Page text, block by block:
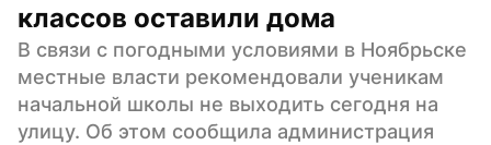
классов оставили дома
В связи с погодными условиями в Ноябрьске
местные власти рекомендовали ученикам
начальной школы не выходить сегодня на
улицу. Об этом сообщила администрация